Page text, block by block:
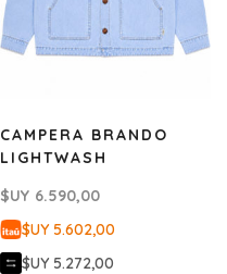
CAMPERA BRANDO
LIGHTWASH
$UY 6.590,00
$UY 5.602,00
$UY 5.272,00